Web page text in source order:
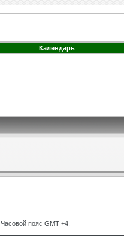
Календарь
. Часовой пояс GMT +4.